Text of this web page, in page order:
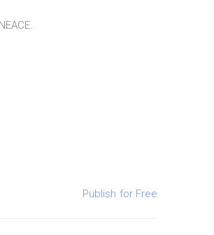
Publish for Free